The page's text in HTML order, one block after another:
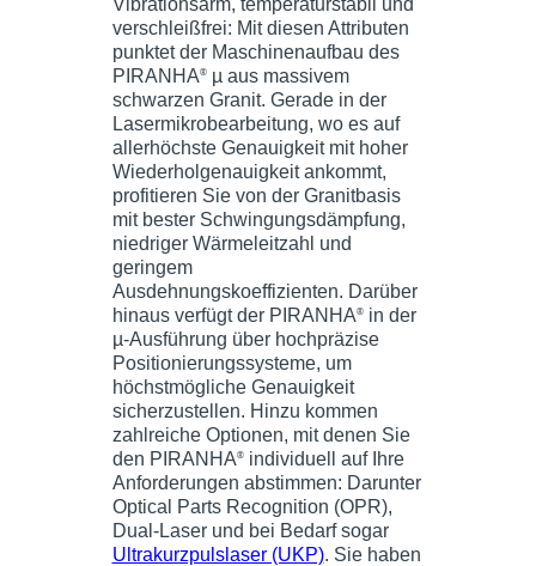
verschleißfrei: Mit diesen Attributen
punktet der Maschinenaufbau des
PIRANHA®µ aus massivem
schwarzen Granit. Gerade in der
Lasermikrobearbeitung, wo es auf
allerhöchste Genauigkeit mit hoher
Wiederholgenauigkeit ankommt,
profitieren Sie von der Granitbasis
mit bester Schwingungsdämpfung,
niedriger Wärmeleitzahl und
geringem
Ausdehnungskoeffizienten. Darüber
hinaus verfügt der PIRANHA®in der
µ-Ausführung über hochpräzise
Positionierungssysteme, um
höchstmögliche Genauigkeit
sicherzustellen. Hinzu kommen
zahlreiche Optionen, mit denen Sie
den PIRANHA®individuell auf Ihre
Anforderungen abstimmen: Darunter
Optical Parts Recognition (OPR),
Dual-Laser und bei Bedarf sogar
Ultrakurzpulslaser (UKP). Sie haben